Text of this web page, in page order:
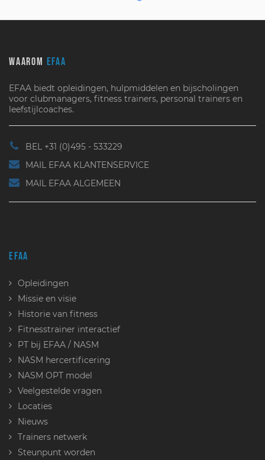
WAAROM EFAA
EFAA biedt opleidingen, hulpmiddelen en bijscholingen
voor clubmanagers, fitness trainers, personal trainers en
leefstijlcoaches.
BEL +31 (0)495 - 533229
MAIL EFAA KLANTENSERVICE
MAIL EFAA ALGEMEEN
EFAA
Opleidingen
Missie en visie
Historie van fitness
Fitnesstrainer interactief
PT bij EFAA / NASM
NASM hercertificering
NASM OPT model
Veelgestelde vragen
Locaties
Nieuws
Trainers netwerk
Steunpunt worden